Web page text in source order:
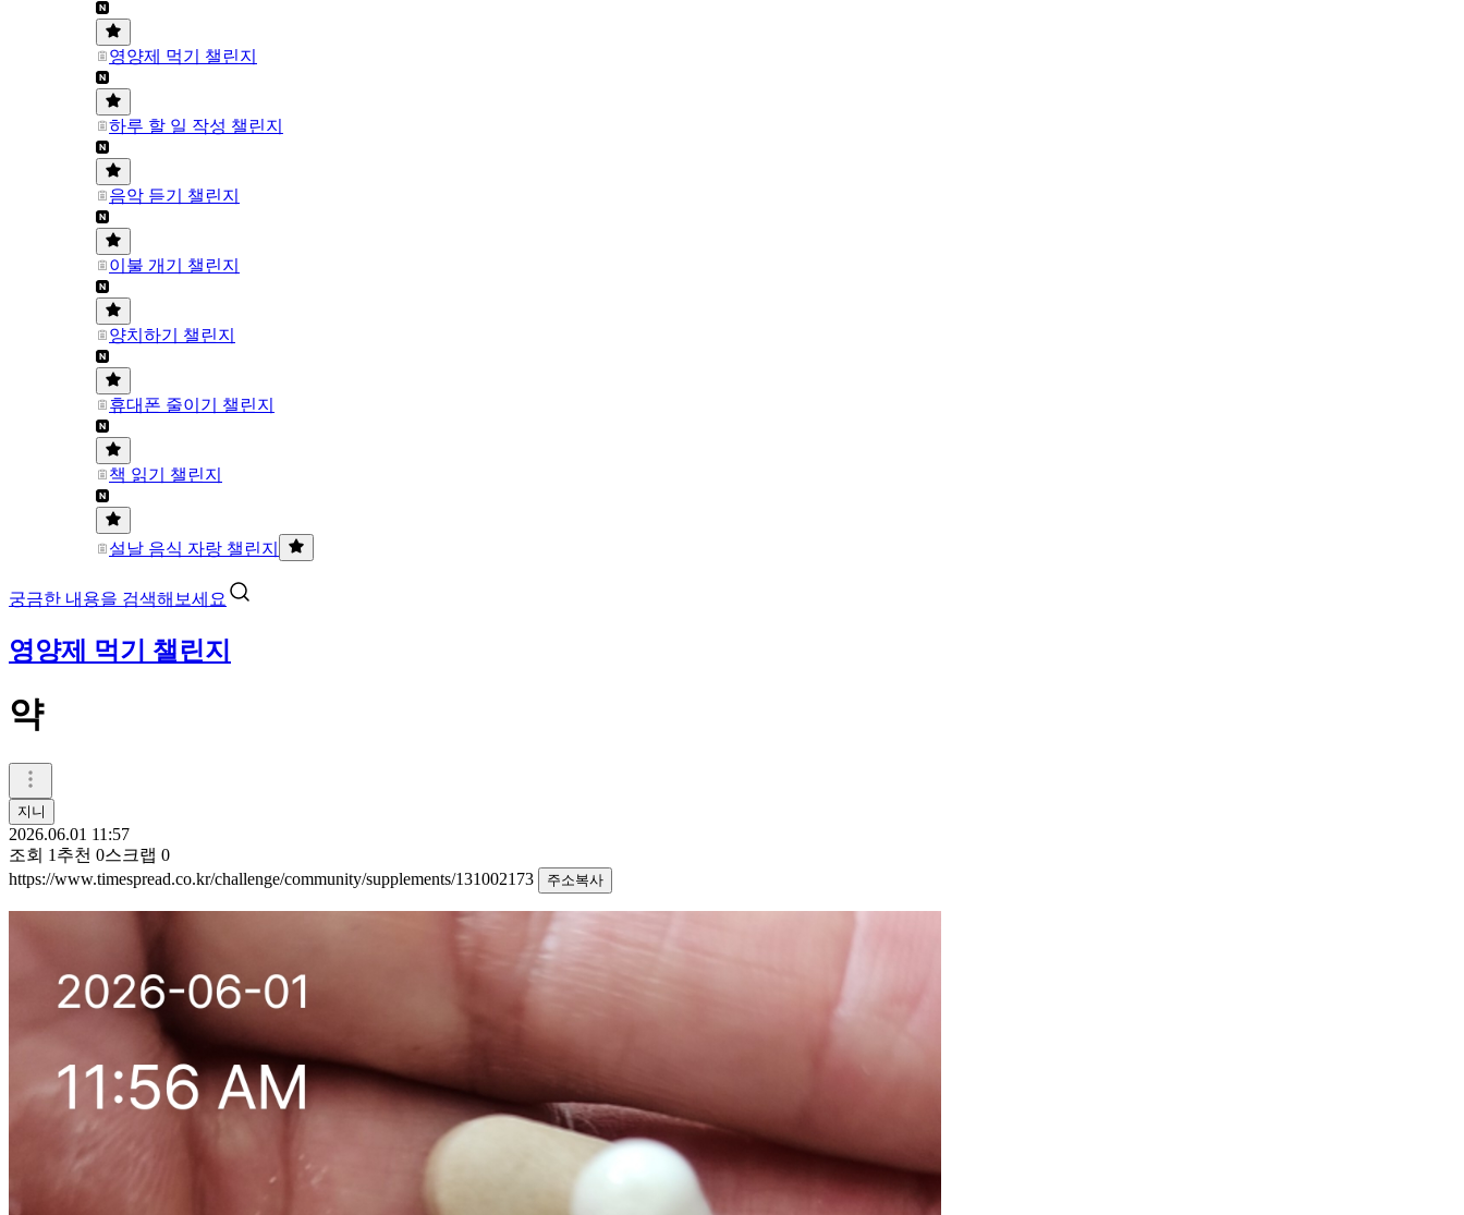
영양제 먹기 챌린지
하루 할 일 작성 챌린지
음악 듣기 챌린지
이불 개기 챌린지
양치하기 챌린지
휴대폰 줄이기 챌린지
책 읽기 챌린지
설날 음식 자랑 챌린지
궁금한 내용을 검색해보세요
영양제 먹기 챌린지
약
지니
2026.06.01 11:57
조회 1 추천 0스크랩 0
https://www.timespread.co.kr/challenge/community/supplements/131002173
주소복사